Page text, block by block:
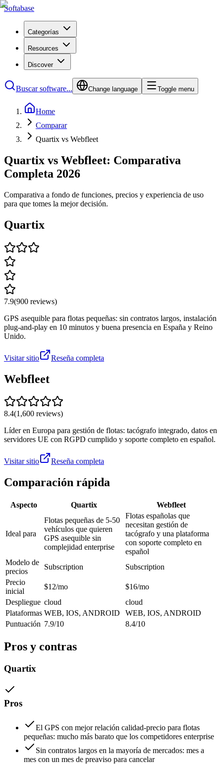
Softabase
Categorías
Resources
Discover
Buscar software... Change language Toggle menu
Home
Comparar
Quartix vs Webfleet
Quartix vs Webfleet: Comparativa
Completa 2026
Comparativa a fondo de funciones, precios y experiencia de uso
para que tomes la mejor decisión.
Quartix
7.9(900 reviews)
GPS asequible para flotas pequeñas: sin contratos largos, instalación
plug-and-play en 10 minutos y buena presencia en España y Reino
Unido.
Visitar sitio Reseña completa
Webfleet
8.4(1,600 reviews)
Líder en Europa para gestión de flotas: tacógrafo integrado, datos en
servidores UE con RGPD cumplido y soporte completo en español.
Visitar sitio Reseña completa
Comparación rápida
Aspecto Quartix Webfleet
Ideal para
Flotas pequeñas de 5-50
vehículos que quieren
GPS asequible sin
complejidad enterprise
Flotas españolas que
necesitan gestión de
tacógrafo y una plataforma
con soporte completo en
español
Modelo de
precios
Subscription
Subscription
Precio
inicial
$12/mo
$16/mo
Despliegue cloud
cloud
Plataformas WEB, IOS, ANDROID
WEB, IOS, ANDROID
Puntuación 7.9/10 8.4/10
Pros y contras
Quartix
Pros
El GPS con mejor relación calidad-precio para flotas
pequeñas: mucho más barato que los competidores enterprise
Sin contratos largos en la mayoría de mercados: mes a
mes con un mes de preaviso para cancelar